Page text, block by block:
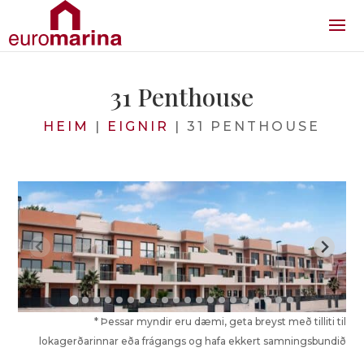
31 Penthouse
HEIM | EIGNIR |31 PENTHOUSE
* Þessar myndir eru dæmi, geta breyst með tilliti til
lokagerðarinnar eða frágangs og hafa ekkert samningsbundið